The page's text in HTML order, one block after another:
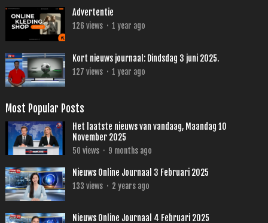
Advertentie
126 views · 1 year ago
Kort nieuws journaal: Dindsdag 3 juni 2025.
127 views · 1 year ago
Most Popular Posts
Het laatste nieuws van vandaag, Maandag 10
November 2025
50 views · 9 months ago
Nieuws Online Journaal 3 Februari 2025
133 views · 2 years ago
Nieuws Online Journaal 4 Februari 2025